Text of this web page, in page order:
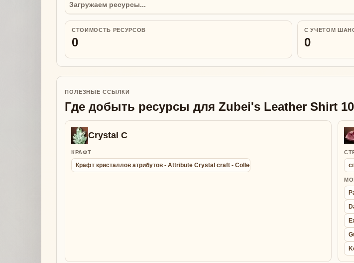
Загружаем ресурсы...
СТОИМОСТЬ РЕСУРСОВ
0
С УЧЕТОМ
0
ПОЛЕЗНЫЕ ССЫЛКИ
Где добыть ресурсы для Zubei's Leather Shirt
Crystal C
КРАФТ
Крафт кристаллов атрибутов - Attribute Crystal craft - Collection agathion summon bracelet -